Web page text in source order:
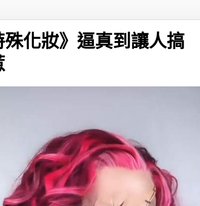
化妝》逼真到讓人搞